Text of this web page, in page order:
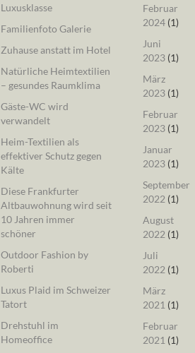
Luxusklasse
Familienfoto Galerie
Zuhause anstatt im Hotel
Natürliche Heimtextilien
– gesundes Raumklima
Gäste-WC wird
verwandelt
Heim-Textilien als
effektiver Schutz gegen
Kälte
Diese Frankfurter
Altbauwohnung wird seit
10 Jahren immer
schöner
Outdoor Fashion by
Roberti
Luxus Plaid im Schweizer
Tatort
Drehstuhl im
Homeoffice
Februar
2024(1)
Juni
2023(1)
März
2023(1)
Februar
2023(1)
Januar
2023(1)
September
2022 (1)
August
2022 (1)
Juli
2022 (1)
März
2021 (1)
Februar
2021 (1)